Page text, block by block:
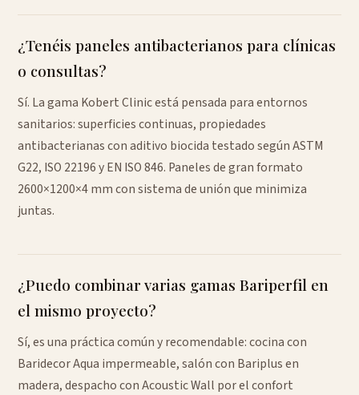
¿Tenéis paneles antibacterianos para clínicas
o consultas?
Sí. La gama Kobert Clinic está pensada para entornos
sanitarios: superficies continuas, propiedades
antibacterianas con aditivo biocida testado según ASTM
G22, ISO 22196 y EN ISO 846. Paneles de gran formato
2600×1200×4 mm con sistema de unión que minimiza
juntas.
¿Puedo combinar varias gamas Bariperfil en
el mismo proyecto?
Sí, es una práctica común y recomendable: cocina con
Baridecor Aqua impermeable, salón con Bariplus en
madera, despacho con Acoustic Wall por el confort